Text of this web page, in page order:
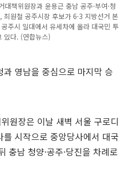
책위원장과 윤용근 충남 공주·부여·청
최원철 공주시장 후보가 6·3 지방선거 본
주시 일대에서 유세차에 올라 대국민 투
있다. (연합뉴스)
과 영남을 중심으로 마지막 승
원장은 이날 새벽 서울 구로디
시작으로 중앙당사에서 대국
충남 청양·공주·당진을 차례로